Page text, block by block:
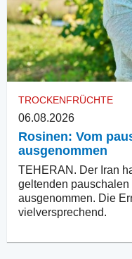
TROCKENFRÜCHTE
06.08.2026
Rosinen: Vom
ausgenommen
TEHERAN. Der Iran
geltenden pauschalen
ausgenommen. Die
vielversprechend.